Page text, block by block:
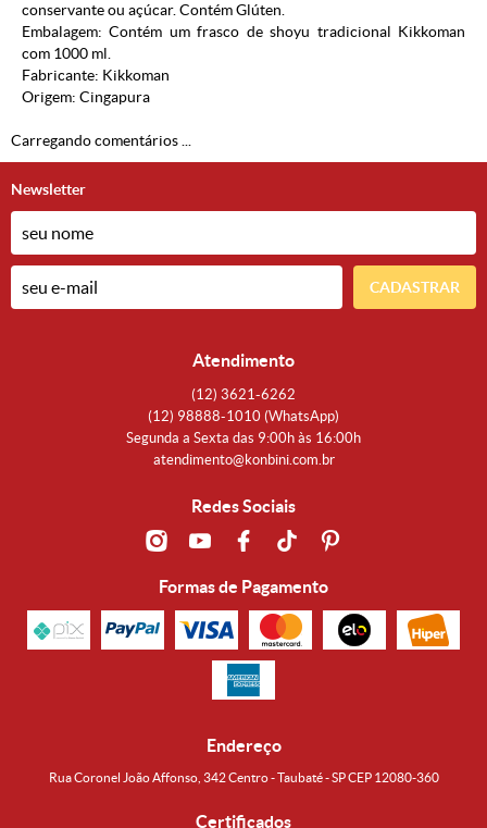
conservante ou açúcar. Contém Glúten.
Embalagem: Contém um frasco de shoyu tradicional Kikkoman
com 1000 ml.
Fabricante: Kikkoman
Origem: Cingapura
Carregando comentários ...
Newsletter
CADASTRAR
Atendimento
(12) 3621-6262
(12) 98888-1010 (WhatsApp)
Segunda a Sexta das 9:00h às 16:00h
atendimento@konbini.com.br
Redes Sociais
Formas de Pagamento
Endereço
Rua Coronel João Affonso, 342 Centro - Taubaté - SP CEP 12080-360
Certificados